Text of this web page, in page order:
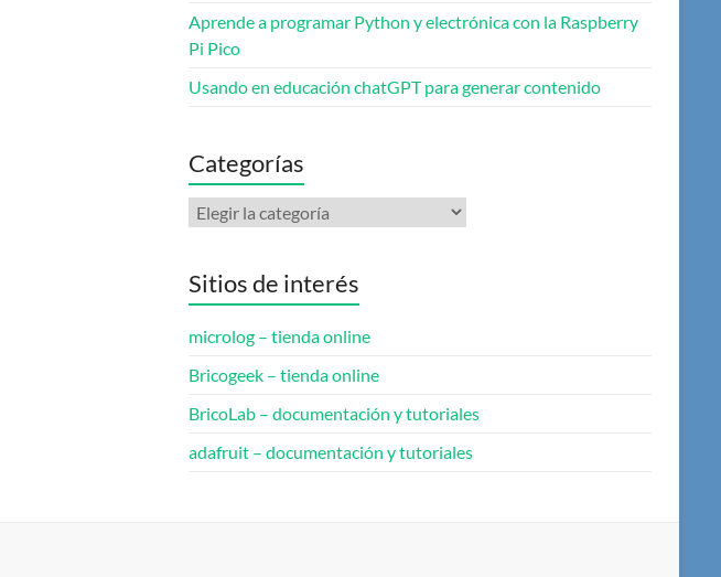
Aprende a programar Python y electrónica con la Raspberry
Pi Pico
Usando en educación chatGPT para generar contenido
Categorías
Categorías
Sitios de interés
microlog – tienda online
Bricogeek – tienda online
BricoLab – documentación y tutoriales
adafruit – documentación y tutoriales